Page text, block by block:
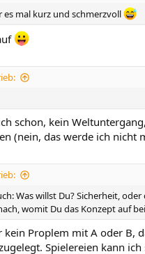
es mal kurz und schmerzvoll
schon, kein
(nein, das werde ich nicht
Was willst Du? Sicherheit,
womit Du das Konzept auf
kein Proplem mit A oder B,
Spielereien kann